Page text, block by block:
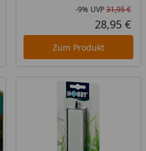
in ProzentPreis
Preis
-9% UVP31,95 €
28,95 €
Zum Produkt